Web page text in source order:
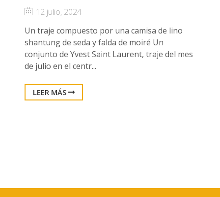
12 julio, 2024
Un traje compuesto por una camisa de lino
shantung de seda y falda de moiré Un
conjunto de Yvest Saint Laurent, traje del mes
de julio en el centr...
LEER MÁS